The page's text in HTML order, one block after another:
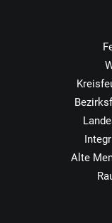
Alte